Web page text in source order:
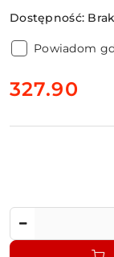
Dostępność:
Powiadom
cena:
327.90